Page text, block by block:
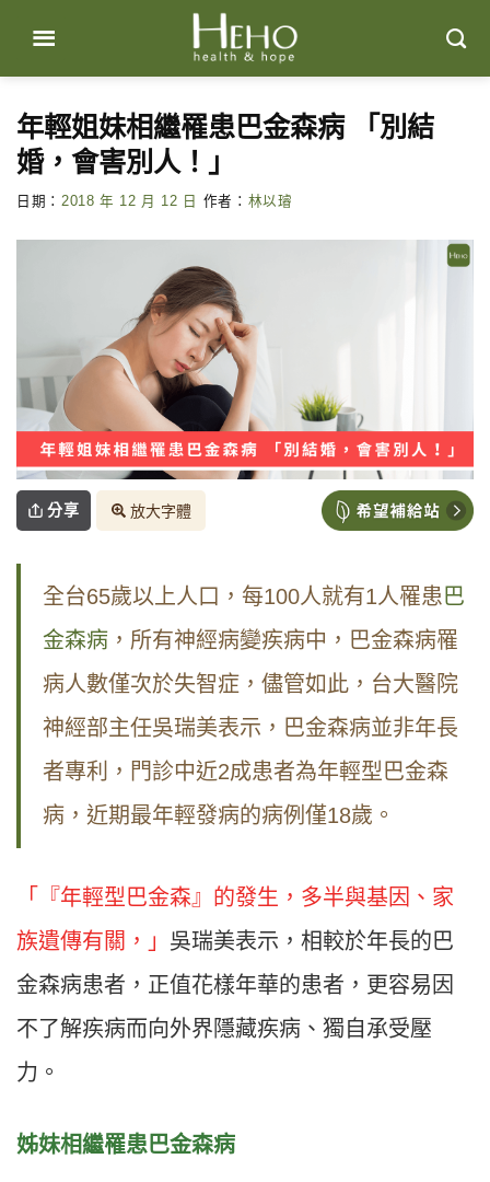
content
年輕姐妹相繼罹患巴金森病 「別結
婚，會害別人！」
日期： 2018 年 12 月 12 日 作者： 林以璿
分享 放大字體
全台65歲以上人口，每100人就有1人罹患 巴
金森病 ，所有神經病變疾病中，巴金森病罹
病人數僅次於失智症，儘管如此，台大醫院
神經部主任吳瑞美表示，巴金森病並非年長
者專利，門診中近2成患者為年輕型巴金森
病，近期最年輕發病的病例僅18歲。
「『年輕型巴金森』的發生，多半與基因、家
族遺傳有關，」 吳瑞美表示，相較於年長的巴
金森病患者，正值花樣年華的患者，更容易因
不了解疾病而向外界隱藏疾病、獨自承受壓
力。
姊妹相繼罹患巴金森病